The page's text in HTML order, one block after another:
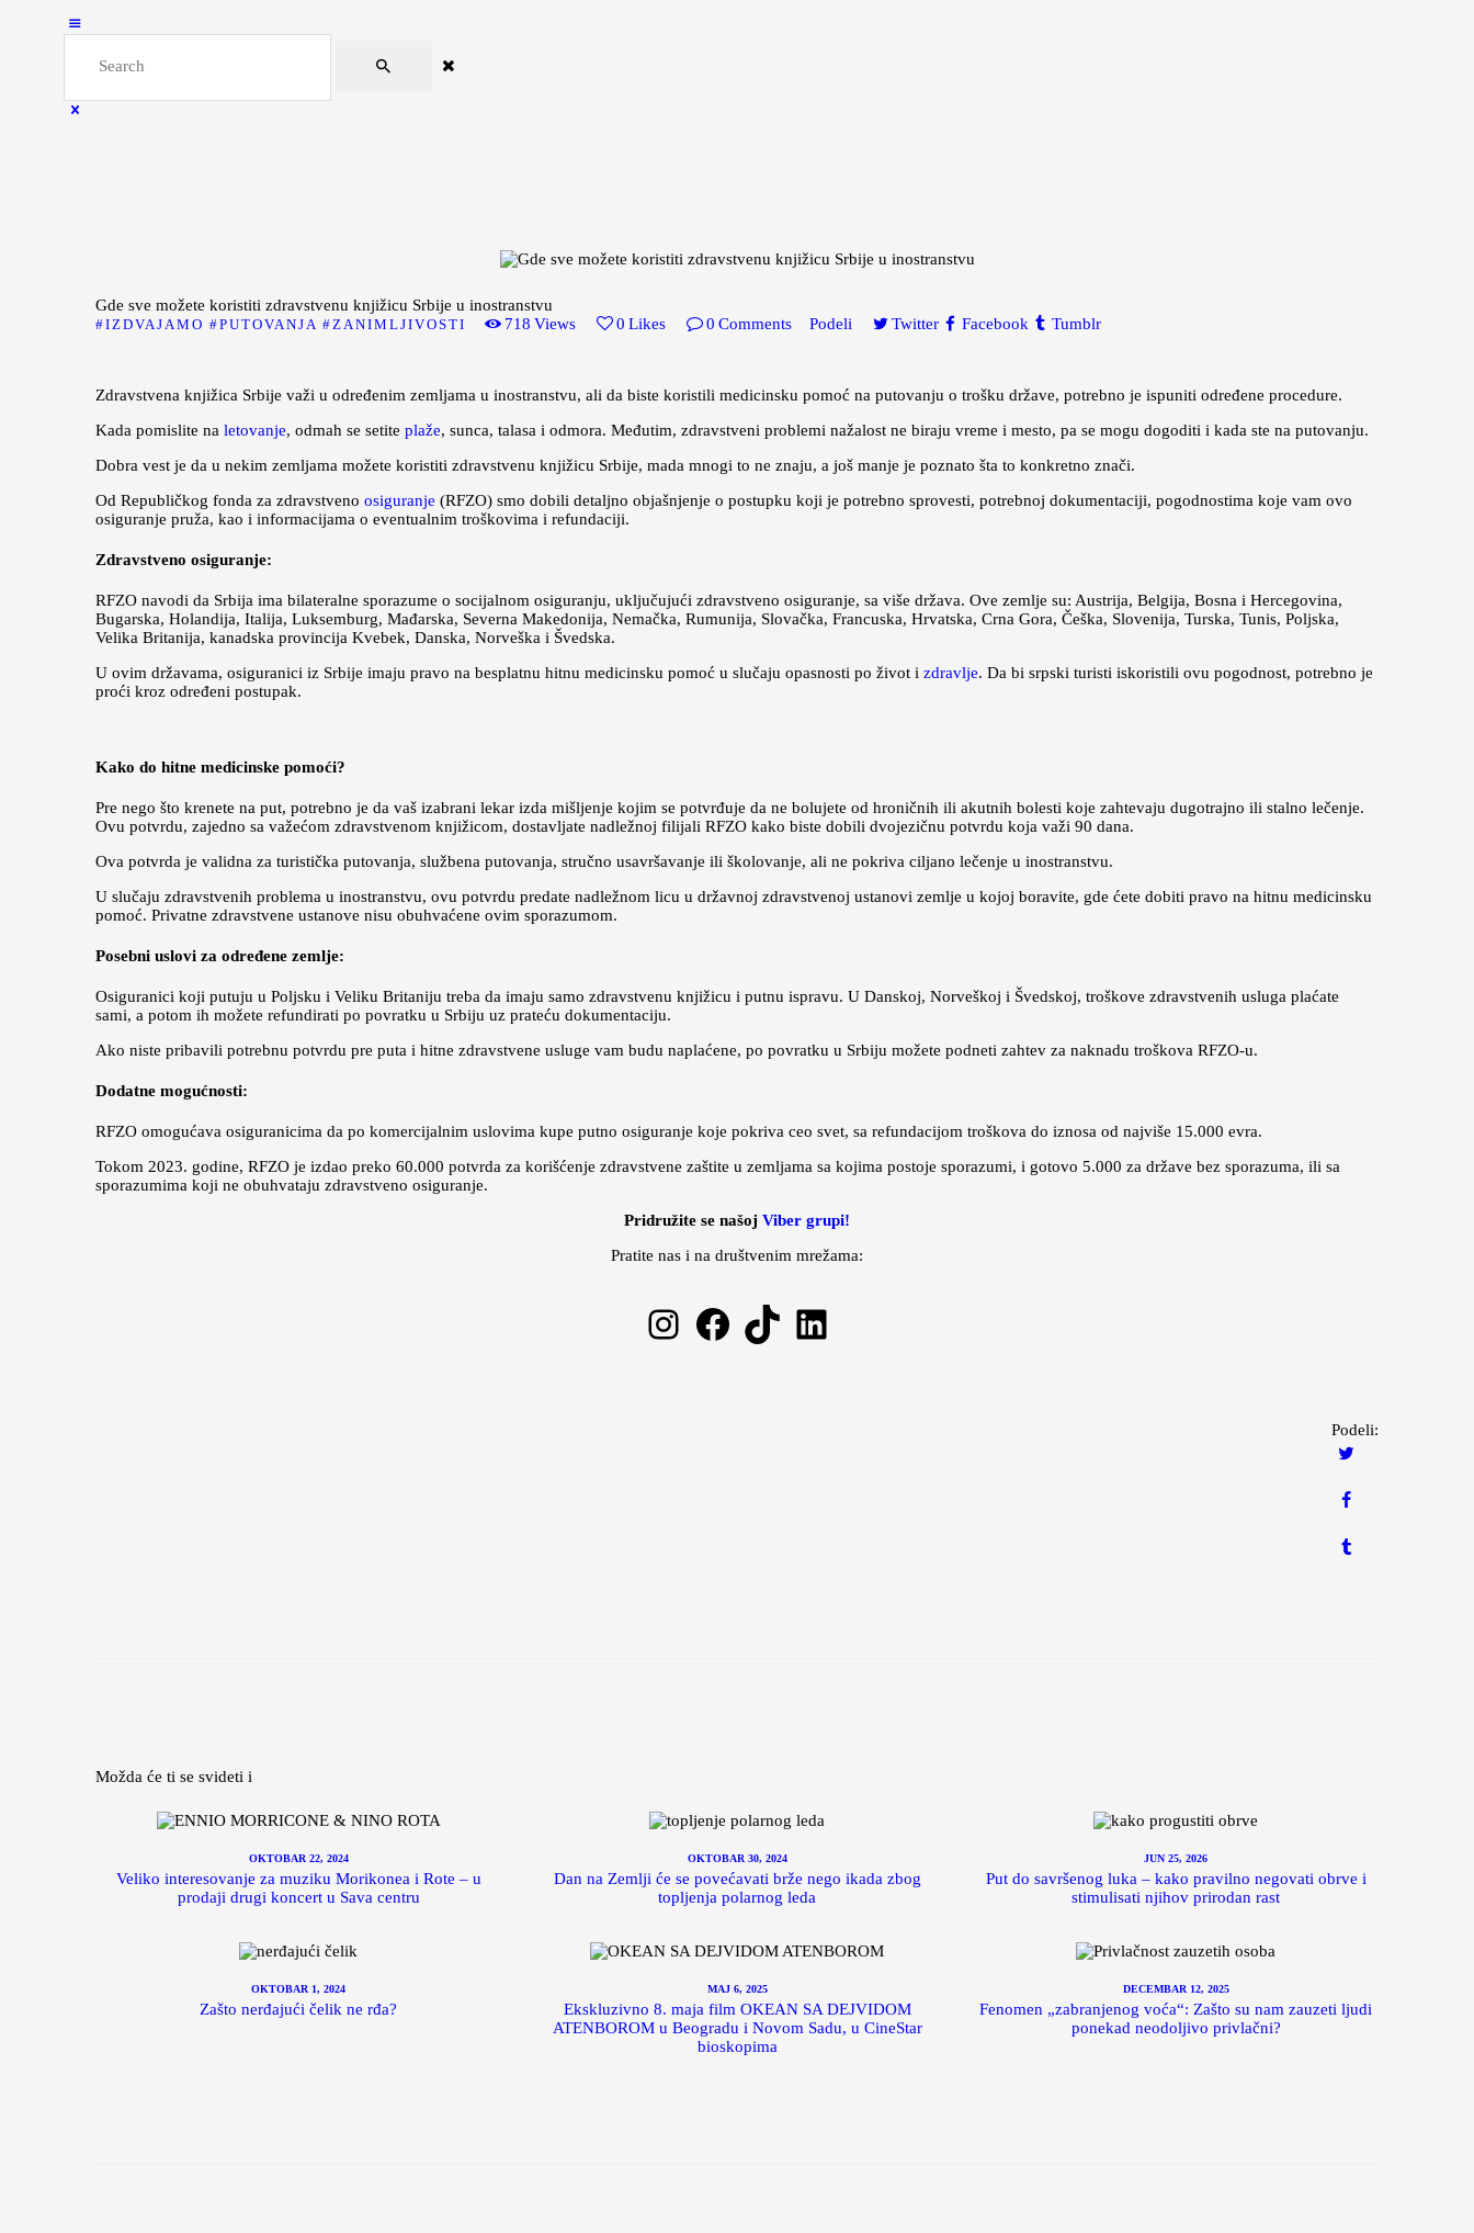
Gde sve možete koristiti zdravstvenu knjižicu Srbije u inostranstvu
IZDVAJAMO PUTOVANJA ZANIMLJIVOSTI 718 Views 0 Likes 0 Comments Podeli Twitter Facebook Tumblr
Zdravstvena knjižica Srbije važi u određenim zemljama u inostranstvu, ali da biste koristili medicinsku pomoć na putovanju o trošku države, potrebno je ispuniti određene procedure.
Kada pomislite na letovanje, odmah se setite plaže, sunca, talasa i odmora. Međutim, zdravstveni problemi nažalost ne biraju vreme i mesto, pa se mogu dogoditi i kada ste na putovanju.
Dobra vest je da u nekim zemljama možete koristiti zdravstvenu knjižicu Srbije, mada mnogi to ne znaju, a još manje je poznato šta to konkretno znači.
Od Republičkog fonda za zdravstveno osiguranje (RFZO) smo dobili detaljno objašnjenje o postupku koji je potrebno sprovesti, potrebnoj dokumentaciji, pogodnostima koje vam ovo
osiguranje pruža, kao i informacijama o eventualnim troškovima i refundaciji.
Zdravstveno osiguranje:
RFZO navodi da Srbija ima bilateralne sporazume o socijalnom osiguranju, uključujući zdravstveno osiguranje, sa više država. Ove zemlje su: Austrija, Belgija, Bosna i Hercegovina,
Bugarska, Holandija, Italija, Luksemburg, Mađarska, Severna Makedonija, Nemačka, Rumunija, Slovačka, Francuska, Hrvatska, Crna Gora, Češka, Slovenija, Turska, Tunis, Poljska,
Velika Britanija, kanadska provincija Kvebek, Danska, Norveška i Švedska.
U ovim državama, osiguranici iz Srbije imaju pravo na besplatnu hitnu medicinsku pomoć u slučaju opasnosti po život i zdravlje. Da bi srpski turisti iskoristili ovu pogodnost, potrebno je
proći kroz određeni postupak.
Kako do hitne medicinske pomoći?
Pre nego što krenete na put, potrebno je da vaš izabrani lekar izda mišljenje kojim se potvrđuje da ne bolujete od hroničnih ili akutnih bolesti koje zahtevaju dugotrajno ili stalno lečenje.
Ovu potvrdu, zajedno sa važećom zdravstvenom knjižicom, dostavljate nadležnoj filijali RFZO kako biste dobili dvojezičnu potvrdu koja važi 90 dana.
Ova potvrda je validna za turistička putovanja, službena putovanja, stručno usavršavanje ili školovanje, ali ne pokriva ciljano lečenje u inostranstvu.
U slučaju zdravstvenih problema u inostranstvu, ovu potvrdu predate nadležnom licu u državnoj zdravstvenoj ustanovi zemlje u kojoj boravite, gde ćete dobiti pravo na hitnu medicinsku
pomoć. Privatne zdravstvene ustanove nisu obuhvaćene ovim sporazumom.
Posebni uslovi za određene zemlje:
Osiguranici koji putuju u Poljsku i Veliku Britaniju treba da imaju samo zdravstvenu knjižicu i putnu ispravu. U Danskoj, Norveškoj i Švedskoj, troškove zdravstvenih usluga plaćate
sami, a potom ih možete refundirati po povratku u Srbiju uz prateću dokumentaciju.
Ako niste pribavili potrebnu potvrdu pre puta i hitne zdravstvene usluge vam budu naplaćene, po povratku u Srbiju možete podneti zahtev za naknadu troškova RFZO-u.
Dodatne mogućnosti:
RFZO omogućava osiguranicima da po komercijalnim uslovima kupe putno osiguranje koje pokriva ceo svet, sa refundacijom troškova do iznosa od najviše 15.000 evra.
Tokom 2023. godine, RFZO je izdao preko 60.000 potvrda za korišćenje zdravstvene zaštite u zemljama sa kojima postoje sporazumi, i gotovo 5.000 za države bez sporazuma, ili sa
sporazumima koji ne obuhvataju zdravstveno osiguranje.
Pridružite se našoj Viber grupi!
Pratite nas i na društvenim mrežama:
Instagram
Facebook
TikTokLinkedIn
Podeli:
Možda će ti se svideti i
OKTOBAR 22, 2024
Veliko interesovanje za muziku Morikonea i Rote – u
prodaji drugi koncert u Sava centru
OKTOBAR 30, 2024
Dan na Zemlji će se povećavati brže nego ikada zbog
topljenja polarnog leda
JUN 25, 2026
Put do savršenog luka – kako pravilno negovati obrve i
stimulisati njihov prirodan rast
OKTOBAR 1, 2024
Zašto nerđajući čelik ne rđa?
MAJ 6, 2025
Ekskluzivno 8. maja film OKEAN SA DEJVIDOM
ATENBOROM u Beogradu i Novom Sadu, u CineStar
bioskopima
DECEMBAR 12, 2025
Fenomen „zabranjenog voća“: Zašto su nam zauzeti ljudi
ponekad neodoljivo privlačni?